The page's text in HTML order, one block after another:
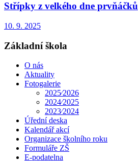
Střípky z velkého dne prvňáčků
10. 9. 2025
Základní škola
O nás
Aktuality
Fotogalerie
2025⁄2026
2024⁄2025
2023⁄2024
Úřední deska
Kalendář akcí
Organizace školního roku
Formuláře ZŠ
E-podatelna